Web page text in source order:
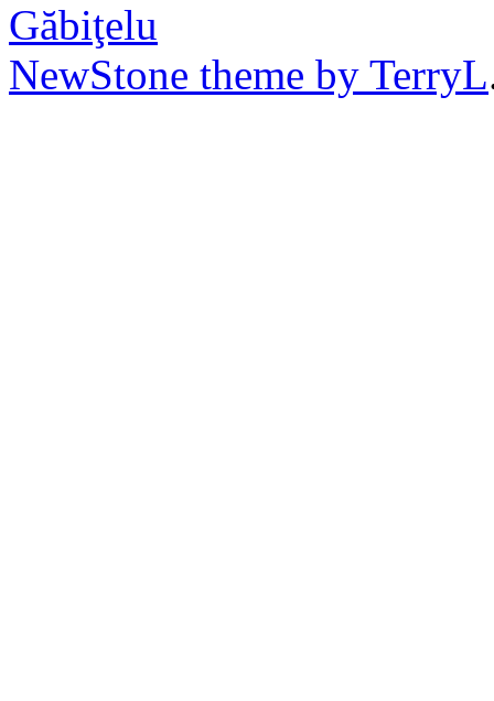
Găbiţelu
NewStone theme by TerryL